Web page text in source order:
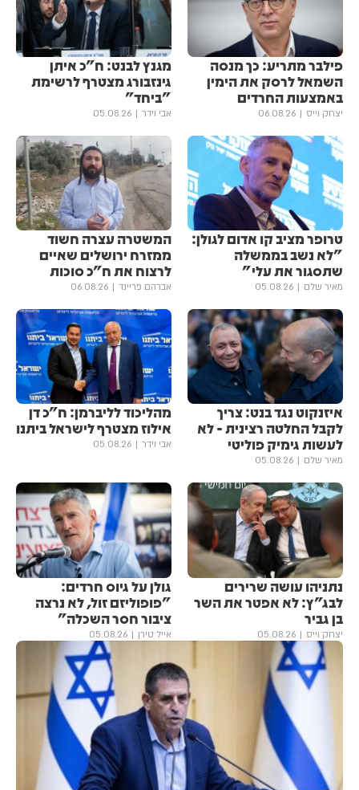
פילבר מתריע: כך מנסה
השמאל לרסק את הימין
באמצעות החרדים
יצחק וייס 06.08.26
מגנץ לבנט: ח"כ איתן
גינזבורג מצטרף לרשימת
"ביחד"
אבי וידר 05.08.26
טרופר מציב קו אדום לגולן:
"לא נשב בממשלה
שתסגור את עלי"
מאיר שלם 05.08.26
המשטרה עצרה חשוד
ממזרח ירושלים שאיים
לרצוח את ח"כ סוכות
אברהם פריינד 06.08.26
איזנקוט נגד בנט: צריך
לקבל החלטה רצינית - לא
לעשות גימיק פוליטי
מאיר שלם 05.08.26
מהליכוד לליברמן: ח"כ דן
אילוז מצטרף לישראל ביתנו
אבי וידר 05.08.26
נתניהו עושה שרירים
לבג"ץ: לא אפטר את השר
בן גביר
יצחק וייס 05.08.26
גולן ‏על גיוס חרדים:
"פופוליזם זול, לא נרצה
ציבור חסר השכלה"
אייל טירן 05.08.26